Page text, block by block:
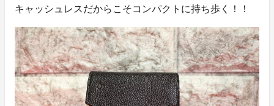
キャッシュレスだからこそコンパクトに持ち歩く！！